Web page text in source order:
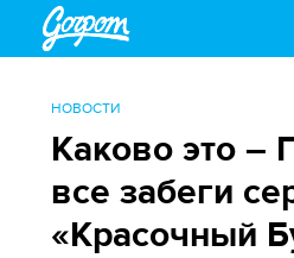
НОВОСТИ
Каково это –
все забеги
«Красочный